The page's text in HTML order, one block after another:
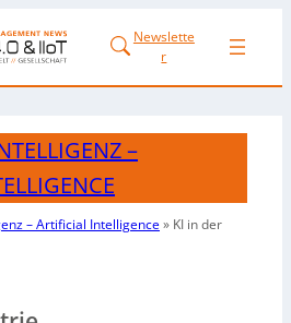
Newslette
r
–
– Artificial Intelligence» KI in der